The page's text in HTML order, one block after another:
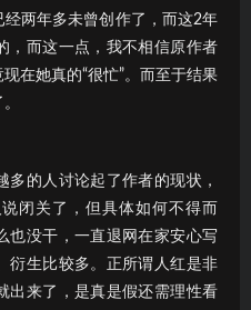
经两年多未曾创作了，而这2年
，而这一点，我不相信原作者
在她真的“很忙”。而至于结果
多的人讨论起了作者的现状，
闭关了，但具体如何不得而
也没干，一直退网在家安心写
衍生比较多。正所谓人红是非
出来了，是真是假还需理性看